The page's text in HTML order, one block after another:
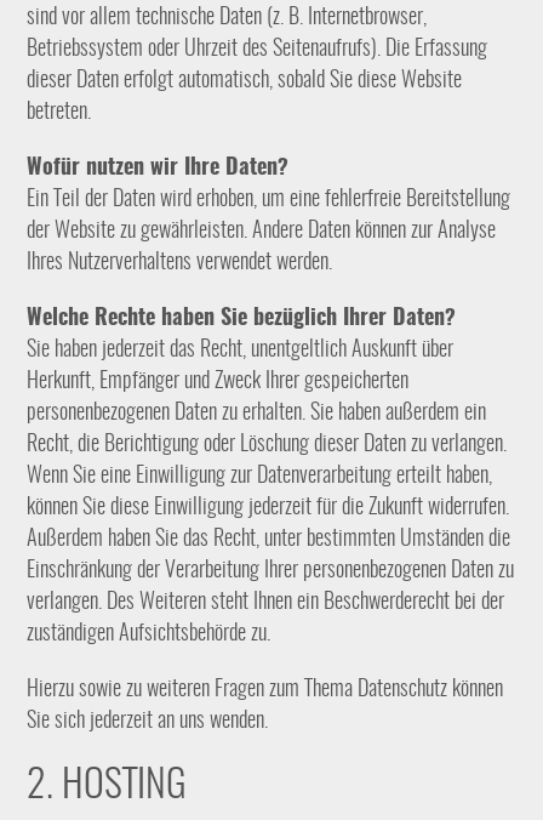
sind vor allem technische Daten (z. B. Internetbrowser,
Betriebssystem oder Uhrzeit des Seitenaufrufs). Die Erfassung
dieser Daten erfolgt automatisch, sobald Sie diese Website
betreten.
Wofür nutzen wir Ihre Daten?
Ein Teil der Daten wird erhoben, um eine fehlerfreie Bereitstellung
der Website zu gewährleisten. Andere Daten können zur Analyse
Ihres Nutzerverhaltens verwendet werden.
Welche Rechte haben Sie bezüglich Ihrer Daten?
Sie haben jederzeit das Recht, unentgeltlich Auskunft über
Herkunft, Empfänger und Zweck Ihrer gespeicherten
personenbezogenen Daten zu erhalten. Sie haben außerdem ein
Recht, die Berichtigung oder Löschung dieser Daten zu verlangen.
Wenn Sie eine Einwilligung zur Datenverarbeitung erteilt haben,
können Sie diese Einwilligung jederzeit für die Zukunft widerrufen.
Außerdem haben Sie das Recht, unter bestimmten Umständen die
Einschränkung der Verarbeitung Ihrer personenbezogenen Daten zu
verlangen. Des Weiteren steht Ihnen ein Beschwerderecht bei der
zuständigen Aufsichtsbehörde zu.
Hierzu sowie zu weiteren Fragen zum Thema Datenschutz können
Sie sich jederzeit an uns wenden.
2. HOSTING